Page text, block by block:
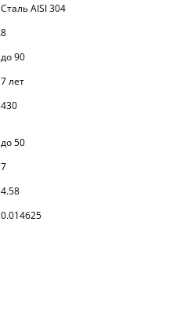
Сталь AISI 304
8
до 90
7 лет
430
до 50
7
4.58
0.014625